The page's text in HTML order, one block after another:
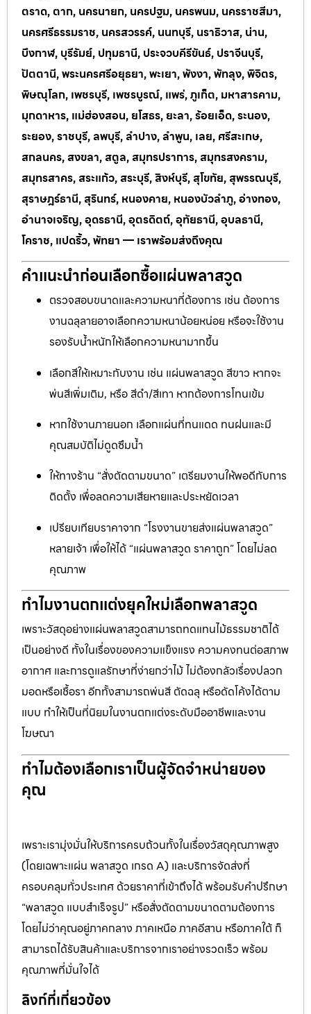
ตราด, ตาก, นครนายก, นครปฐม, นครพนม, นครราชสีมา,
นครศรีธรรมราช, นครสวรรค์, นนทบุรี, นราธิวาส, น่าน,
บึงกาฬ, บุรีรัมย์, ปทุมธานี, ประจวบคีรีขันธ์, ปราจีนบุรี,
ปัตตานี, พระนครศรีอยุธยา, พะเยา, พังงา, พัทลุง, พิจิตร,
พิษณุโลก, เพชรบุรี, เพชรบูรณ์, แพร่, ภูเก็ต, มหาสารคาม,
มุกดาหาร, แม่ฮ่องสอน, ยโสธร, ยะลา, ร้อยเอ็ด, ระนอง,
ระยอง, ราชบุรี, ลพบุรี, ลำปาง, ลำพูน, เลย, ศรีสะเกษ,
สกลนคร, สงขลา, สตูล, สมุทรปราการ, สมุทรสงคราม,
สมุทรสาคร, สระแก้ว, สระบุรี, สิงห์บุรี, สุโขทัย, สุพรรณบุรี,
สุราษฎร์ธานี, สุรินทร์, หนองคาย, หนองบัวลำภู, อ่างทอง,
อำนาจเจริญ, อุดรธานี, อุตรดิตถ์, อุทัยธานี, อุบลธานี,
โคราช, แปดริ้ว, พัทยา — เราพร้อมส่งถึงคุณ
คำแนะนำก่อนเลือกซื้อแผ่นพลาสวูด
ตรวจสอบขนาดและความหนาที่ต้องการ เช่น ต้องการ
งานฉลุลายอาจเลือกความหนาน้อยหน่อย หรือจะใช้งาน
รองรับน้ำหนักให้เลือกความหนามากขึ้น
เลือกสีให้เหมาะกับงาน เช่น แผ่นพลาสวูด สีขาว หากจะ
พ่นสีเพิ่มเติม, หรือ สีดำ/สีเทา หากต้องการโทนเข้ม
หากใช้งานภายนอก เลือกแผ่นที่ทนแดด ทนฝนและมี
คุณสมบัติไม่ดูดซึมน้ำ
ให้ทางร้าน “สั่งตัดตามขนาด” เตรียมงานให้พอดีกับการ
ติดตั้ง เพื่อลดความเสียหายและประหยัดเวลา
เปรียบเทียบราคาจาก “โรงงานขายส่งแผ่นพลาสวูด”
หลายเจ้า เพื่อให้ได้ “แผ่นพลาสวูด ราคาถูก” โดยไม่ลด
คุณภาพ
ทำไมงานตกแต่งยุคใหม่เลือกพลาสวูด
เพราะวัสดุอย่างแผ่นพลาสวูดสามารถทดแทนไม้ธรรมชาติได้
เป็นอย่างดี ทั้งในเรื่องของความแข็งแรง ความคงทนต่อสภาพ
อากาศ และการดูแลรักษาที่ง่ายกว่าไม้ ไม่ต้องกลัวเรื่องปลวก
มอดหรือเชื้อรา อีกทั้งสามารถพ่นสี ตัดฉลุ หรือดัดโค้งได้ตาม
แบบ ทำให้เป็นที่นิยมในงานตกแต่งระดับมืออาชีพและงาน
โฆษณา
ทำไมต้องเลือกเราเป็นผู้จัดจำหน่ายของ
คุณ
เพราะเรามุ่งมั่นให้บริการครบถ้วนทั้งในเรื่องวัสดุคุณภาพสูง
(โดยเฉพาะแผ่น พลาสวูด เกรด A) และบริการจัดส่งที่
ครอบคลุมทั่วประเทศ ด้วยราคาที่เข้าถึงได้ พร้อมรับคำปรึกษา
“พลาสวูด แบบสำเร็จรูป” หรือสั่งตัดตามขนาดตามต้องการ
โดยไม่ว่าคุณอยู่ภาคกลาง ภาคเหนือ ภาคอีสาน หรือภาคใต้ ก็
สามารถได้รับสินค้าและบริการจากเราอย่างรวดเร็ว พร้อม
คุณภาพที่มั่นใจได้
ลิงก์ที่เกี่ยวข้อง